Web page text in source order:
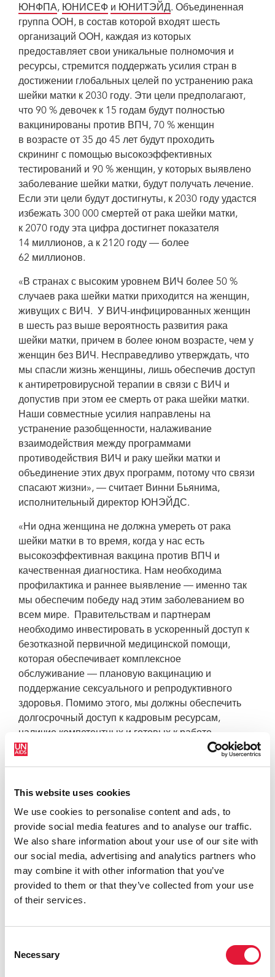
This website uses cookies
We use cookies to personalise content and ads, to
provide social media features and to analyse our traffic.
We also share information about your use of our site with
our social media, advertising and analytics partners who
may combine it with other information that you’ve
provided to them or that they’ve collected from your use
of their services.
Selection
Necessary
ЮНФПА, ЮНИСЕФ и ЮНИТЭЙД. Объединенная
группа ООН, в состав которой входят шесть
организаций ООН, каждая из которых
предоставляет свои уникальные полномочия и
ресурсы, стремится поддержать усилия стран в
достижении глобальных целей по устранению рака
шейки матки к 2030 году. Эти цели предполагают,
что 90 % девочек к 15 годам будут полностью
вакцинированы против ВПЧ, 70 % женщин
в возрасте от 35 до 45 лет будут проходить
скрининг с помощью высокоэффективных
тестирований и 90 % женщин, у которых выявлено
заболевание шейки матки, будут получать лечение.
Если эти цели будут достигнуты, к 2030 году удастся
избежать 300 000 смертей от рака шейки матки,
к 2070 году эта цифра достигнет показателя
14 миллионов, а к 2120 году — более
62 миллионов.
«В странах с высоким уровнем ВИЧ более 50 %
случаев рака шейки матки приходится на женщин,
живущих с ВИЧ. У ВИЧ-инфицированных женщин
в шесть раз выше вероятность развития рака
шейки матки, причем в более юном возрасте, чем у
женщин без ВИЧ. Несправедливо утверждать, что
мы спасли жизнь женщины, лишь обеспечив доступ
к антиретровирусной терапии в связи с ВИЧ и
допустив при этом ее смерть от рака шейки матки.
Наши совместные усилия направлены на
устранение разобщенности, налаживание
взаимодействия между программами
противодействия ВИЧ и раку шейки матки и
объединение этих двух программ, потому что связи
спасают жизни», — считает Винни Бьянима,
исполнительный директор ЮНЭЙДС.
«Ни одна женщина не должна умереть от рака
шейки матки в то время, когда у нас есть
высокоэффективная вакцина против ВПЧ и
качественная диагностика. Нам необходима
профилактика и раннее выявление — именно так
мы обеспечим победу над этим заболеванием во
всем мире. Правительствам и партнерам
необходимо инвестировать в ускоренный доступ к
безотказной первичной медицинской помощи,
которая обеспечивает комплексное
обслуживание — плановую вакцинацию и
поддержание сексуального и репродуктивного
здоровья. Помимо этого, мы должны обеспечить
долгосрочный доступ к кадровым ресурсам,
наличие компетентных и готовых к работе
специалистов здравоохранения в сообществах и
здравоохранения являются обязательными
условиями для глобального искоренения рака
шейки матки», — заявляет д-р Абубакар Кампо,
директор программы здравоохранения штаб-
квартиры ЮНИСЕФ в Нью-Йорке.
«У нас есть инструменты и технологии для борьбы
с раком шейки матки. Сейчас в центре внимания
вопрос об их доступности. ЮНИТЭЙД
технологии и разработали модели скрининга и